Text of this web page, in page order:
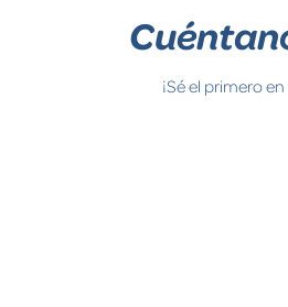
¡Sé el primero